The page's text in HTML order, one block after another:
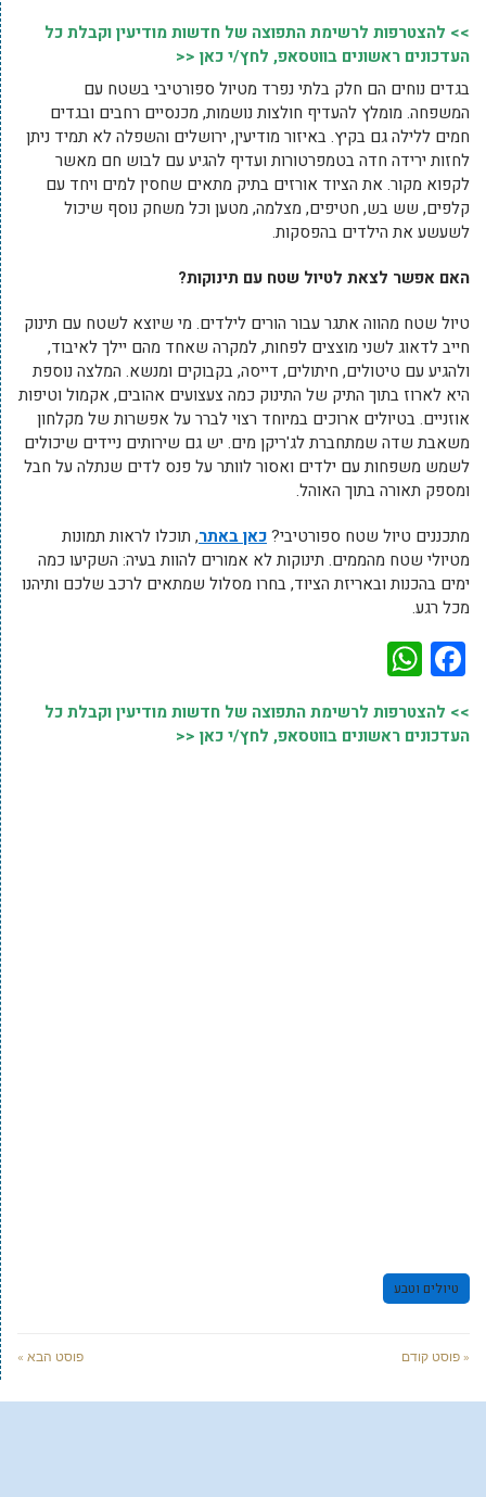
>> להצטרפות לרשימת התפוצה של חדשות מודיעין וקבלת כל
העדכונים ראשונים בווטסאפ, לחץ/י כאן <<
בגדים נוחים הם חלק בלתי נפרד מטיול ספורטיבי בשטח עם
המשפחה. מומלץ להעדיף חולצות נושמות, מכנסיים רחבים ובגדים
חמים ללילה גם בקיץ. באיזור מודיעין, ירושלים והשפלה לא תמיד ניתן
לחזות ירידה חדה בטמפרטורות ועדיף להגיע עם לבוש חם מאשר
לקפוא מקור. את הציוד אורזים בתיק מתאים שחסין למים ויחד עם
קלפים, שש בש, חטיפים, מצלמה, מטען וכל משחק נוסף שיכול
לשעשע את הילדים בהפסקות.
האם אפשר לצאת לטיול שטח עם תינוקות?
טיול שטח מהווה אתגר עבור הורים לילדים. מי שיוצא לשטח עם תינוק
חייב לדאוג לשני מוצצים לפחות, למקרה שאחד מהם יילך לאיבוד,
ולהגיע עם טיטולים, חיתולים, דייסה, בקבוקים ומנשא. המלצה נוספת
היא לארוז בתוך התיק של התינוק כמה צעצועים אהובים, אקמול וטיפות
אוזניים. בטיולים ארוכים במיוחד רצוי לברר על אפשרות של מקלחון
משאבת שדה שמתחברת לג'ריקן מים. יש גם שירותים ניידים שיכולים
לשמש משפחות עם ילדים ואסור לוותר על פנס לדים שנתלה על חבל
ומספק תאורה בתוך האוהל.
מתכננים טיול שטח ספורטיבי?כאן באתר, תוכלו לראות תמונות
מטיולי שטח מהממים. תינוקות לא אמורים להוות בעיה: השקיעו כמה
ימים בהכנות ובאריזת הציוד, בחרו מסלול שמתאים לרכב שלכם ותיהנו
מכל רגע.
Facebook
>> להצטרפות לרשימת התפוצה של חדשות מודיעין וקבלת כל
העדכונים ראשונים בווטסאפ, לחץ/י כאן <<
טיולים וטבע
« פוסט קודם פוסט הבא »